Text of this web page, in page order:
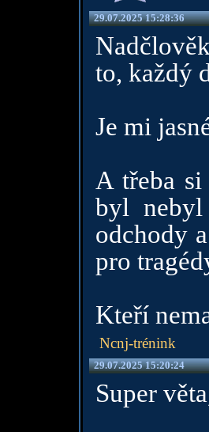
29.07.2025 15:28:36
to, každý
Je mi
A třeba
byl
odchody
pro
Kteří
Ncnj-trénink
29.07.2025 15:20:24
Super